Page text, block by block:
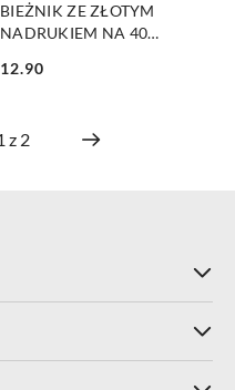
BIEŻNIK ZE ZŁOTYM
NADRUKIEM NA 40
Cena:
12.90